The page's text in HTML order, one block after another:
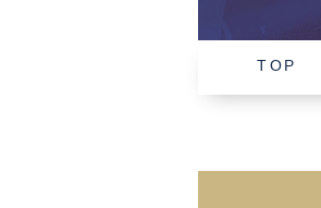
TOP